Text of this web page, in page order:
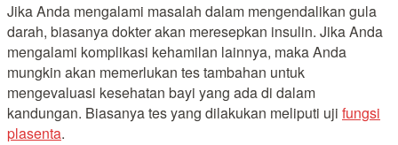
Jika Anda mengalami masalah dalam mengendalikan gula
darah, biasanya dokter akan meresepkan insulin. Jika Anda
mengalami komplikasi kehamilan lainnya, maka Anda
mungkin akan memerlukan tes tambahan untuk
mengevaluasi kesehatan bayi yang ada di dalam
kandungan. Biasanya tes yang dilakukan meliputi uji fungsi
plasenta.